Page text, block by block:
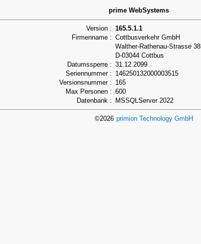
prime WebSystems
Version : 165.5.1.1
Firmenname : Cottbusverkehr GmbH
Walther-Rathenau-Strasse 38
D-03044 Cottbus
Datumssperre : 31.12.2099
Seriennummer : 146250132000003515
Versionsnummer : 165
Max Personen : 600
Datenbank :
MSSQLServer 2022
©2026 primion Technology GmbH